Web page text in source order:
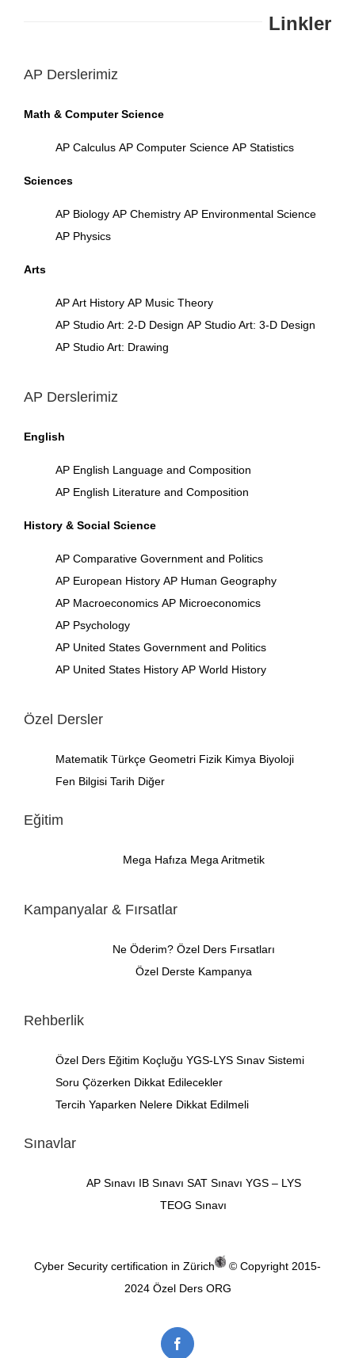
Linkler
AP Derslerimiz
Math & Computer Science
AP Calculus AP Computer Science AP Statistics
Sciences
AP Biology AP Chemistry AP Environmental Science
AP Physics
Arts
AP Art History AP Music Theory
AP Studio Art: 2-D Design AP Studio Art: 3-D Design
AP Studio Art: Drawing
AP Derslerimiz
English
AP English Language and Composition
AP English Literature and Composition
History & Social Science
AP Comparative Government and Politics
AP European History AP Human Geography
AP Macroeconomics AP Microeconomics
AP Psychology
AP United States Government and Politics
AP United States History AP World History
Özel Dersler
Matematik Türkçe Geometri Fizik Kimya Biyoloji
Fen Bilgisi Tarih Diğer
Eğitim
Mega Hafıza Mega Aritmetik
Kampanyalar & Fırsatlar
Ne Öderim? Özel Ders Fırsatları
Özel Derste Kampanya
Rehberlik
Özel Ders Eğitim Koçluğu YGS-LYS Sınav Sistemi
Soru Çözerken Dikkat Edilecekler
Tercih Yaparken Nelere Dikkat Edilmeli
Sınavlar
AP Sınavı IB Sınavı SAT Sınavı YGS – LYS
TEOG Sınavı
Cyber Security certification in Zürich
© Copyright 2015-
2024 Özel Ders ORG
Facebook